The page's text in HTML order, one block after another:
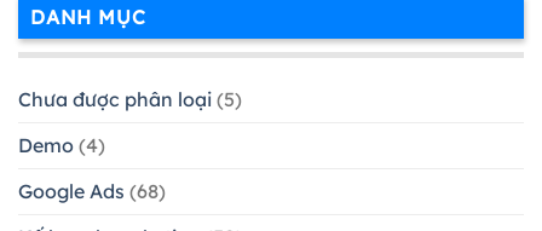
DANH MỤC
Chưa được phân loại (5)
Demo (4)
Google Ads (68)